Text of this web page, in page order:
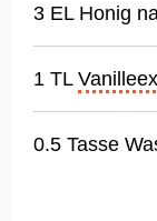
3 EL Honig
1 TL
0.5 Tasse